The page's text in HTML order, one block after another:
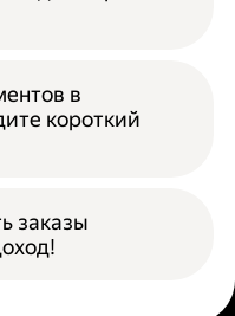
в
короткий
заказы